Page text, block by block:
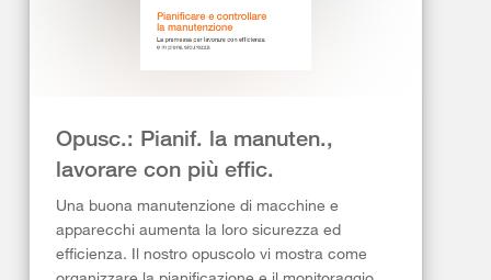
Opusc.: Pianif. la manuten.,
lavorare con più effic.
Una buona manutenzione di macchine e
apparecchi aumenta la loro sicurezza ed
efficienza. Il nostro opuscolo vi mostra come